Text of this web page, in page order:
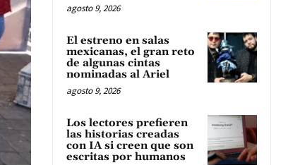
agosto 9, 2026
El estreno en salas
mexicanas, el gran reto
de algunas cintas
nominadas al Ariel
agosto 9, 2026
Los lectores prefieren
las historias creadas
con IA si creen que son
escritas por humanos